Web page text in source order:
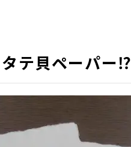
テ貝ペーパー⁉